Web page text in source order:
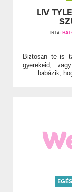
LIV
ÍRTA:
Biztosan te is
gyerekeid,
babázik,